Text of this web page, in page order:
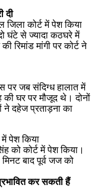
दी
जिला कोर्ट में पेश किया
घंटे से ज्यादा कठघरे में
रिमांड मांगी पर कोर्ट ने
पर जब संदिग्ध हालात में
की घर पर मौजूद थे। दोनों
ने दहेज प्रताड़ना का
में पेश किया
को कोर्ट में पेश किया।
बाद पूर्व जज को
कर सकती हैं